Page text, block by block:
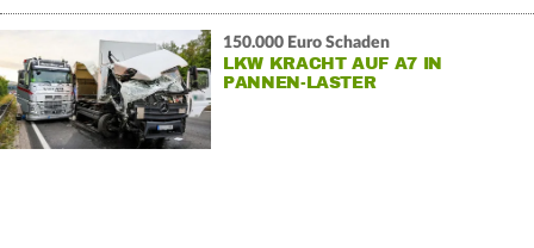
150.000 Euro Schaden
LKW KRACHT AUF A7 IN
PANNEN-LASTER